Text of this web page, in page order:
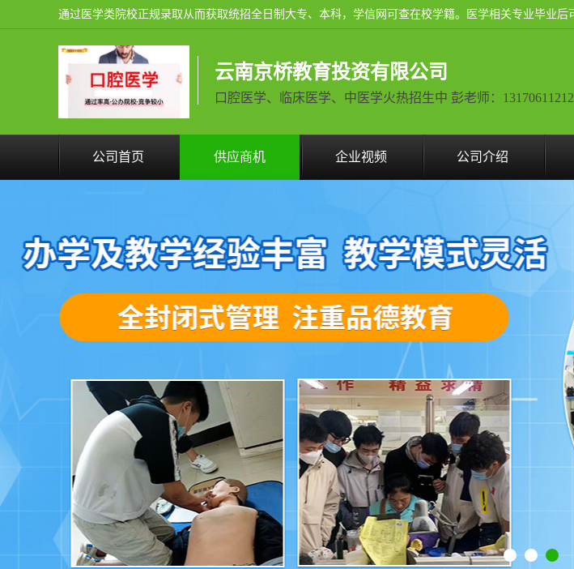
云南京桥教育投资有限公司
口腔医学、临床医学、中医学火热招生中 彭老师：13170611212
公司首页 供应商机 企业视频 公司介绍